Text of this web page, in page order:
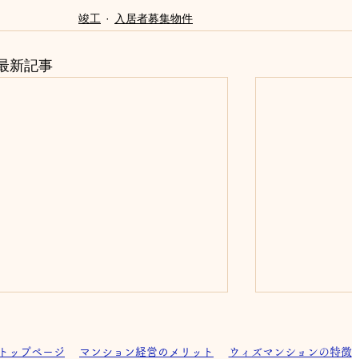
竣工 入居者募集物件
新記事
トップページ マンション経営のメリット ウィズマンションの特徴